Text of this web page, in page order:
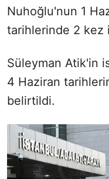
Nuhoğlu'nun 1
tarihlerinde 2 kez
Süleyman Atik'in
4 Haziran
belirtildi.